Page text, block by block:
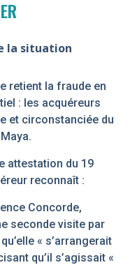
la situation
retient la fraude en
: les acquéreurs
et circonstanciée du
attestation du 19
reconnaît :
Concorde,
seconde visite par
« s’arrangerait
qu’il s’agissait «